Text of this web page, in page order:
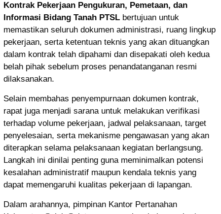
Kontrak Pekerjaan Pengukuran, Pemetaan, dan
Informasi Bidang Tanah PTSL bertujuan untuk
memastikan seluruh dokumen administrasi, ruang lingkup
pekerjaan, serta ketentuan teknis yang akan dituangkan
dalam kontrak telah dipahami dan disepakati oleh kedua
belah pihak sebelum proses penandatanganan resmi
dilaksanakan.
Selain membahas penyempurnaan dokumen kontrak,
rapat juga menjadi sarana untuk melakukan verifikasi
terhadap volume pekerjaan, jadwal pelaksanaan, target
penyelesaian, serta mekanisme pengawasan yang akan
diterapkan selama pelaksanaan kegiatan berlangsung.
Langkah ini dinilai penting guna meminimalkan potensi
kesalahan administratif maupun kendala teknis yang
dapat memengaruhi kualitas pekerjaan di lapangan.
Dalam arahannya, pimpinan Kantor Pertanahan